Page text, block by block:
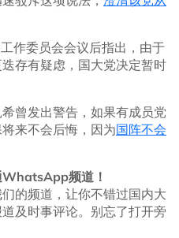
作委员会会议后指出，由于
存有疑虑，国大党决定暂时
曾发出警告，如果有成员党
来不会后悔，因为国阵不会
频道！
们的频道，让你不错过国内大
及时事评论。别忘了打开旁